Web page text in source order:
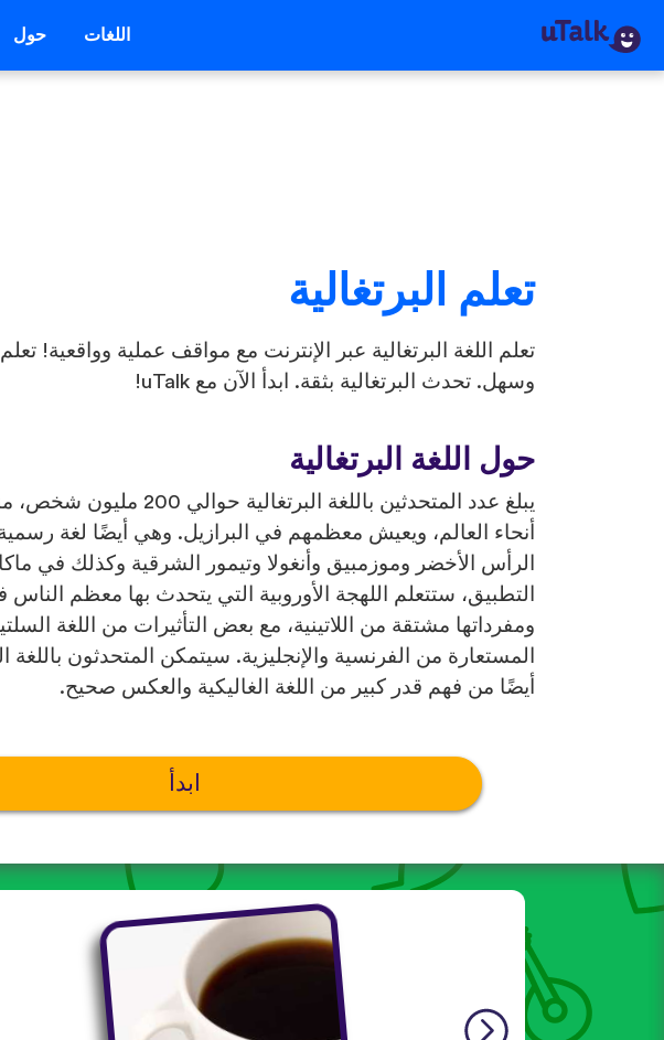
اللغات حول
تعلم البرتغالية
تعلم اللغة البرتغالية عبر الإنترنت مع مواقف عملية وواقعية!
وسهل. تحدث البرتغالية بثقة. ابدأ الآن مع uTalk!
حول اللغة البرتغالية
يبلغ عدد المتحدثين باللغة
أنحاء العالم، ويعيش معظمهم في البرازيل. وهي أيضًا لغة
الرأس الأخضر وموزمبيق وأنغولا وتيمور الشرقية وكذلك في
التطبيق، ستتعلم اللهجة الأوروبية التي يتحدث بها معظم الناس
ومفرداتها مشتقة من اللاتينية، مع بعض التأثيرات من اللغة
المستعارة من الفرنسية والإنجليزية. سيتمكن المتحدثون باللغة
أيضًا من فهم قدر كبير من اللغة الغاليكية والعكس صحيح.
ابدأ